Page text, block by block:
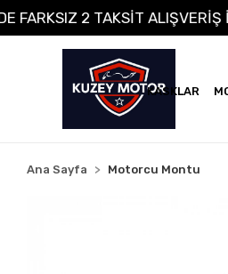
VADE FARKSIZ 2 TAKSİT
KASKLAR
Ana Sayfa Motorcu Montu